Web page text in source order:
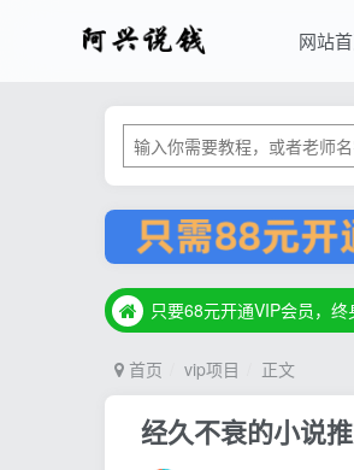
网站
只要68元开通VIP会员，
只要68元开通VIP会员，
只要68元开通VIP会员，
首页 vip项目 正文
经久不衰的小说